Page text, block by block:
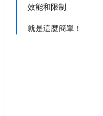
效能和限制
就是這麼簡單！